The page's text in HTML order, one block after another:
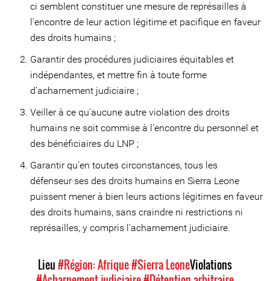
ci semblent constituer une mesure de représailles à
l'encontre de leur action légitime et pacifique en faveur
des droits humains ;
Garantir des procédures judiciaires équitables et
indépendantes, et mettre fin à toute forme
d’acharnement judiciaire ;
Veiller à ce qu'aucune autre violation des droits
humains ne soit commise à l'encontre du personnel et
des bénéficiaires du LNP ;
Garantir qu’en toutes circonstances, tous les
défenseur·ses des droits humains en Sierra Leone
puissent mener à bien leurs actions légitimes en faveur
des droits humains, sans craindre ni restrictions ni
représailles, y compris l'acharnement judiciaire.
Lieu#Région: Afrique#Sierra LeoneViolations